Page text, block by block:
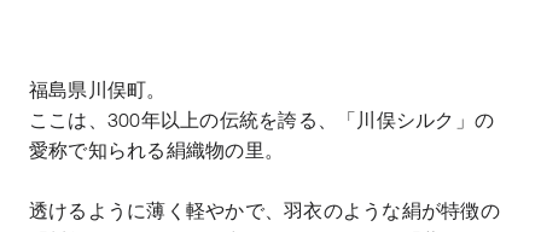
福島県川俣町。
ここは、 300年以上の伝統を誇る、「川俣シルク」の
愛称で知られる絹織物の里。
透けるように薄く軽やかで、羽衣のような絹が特徴の